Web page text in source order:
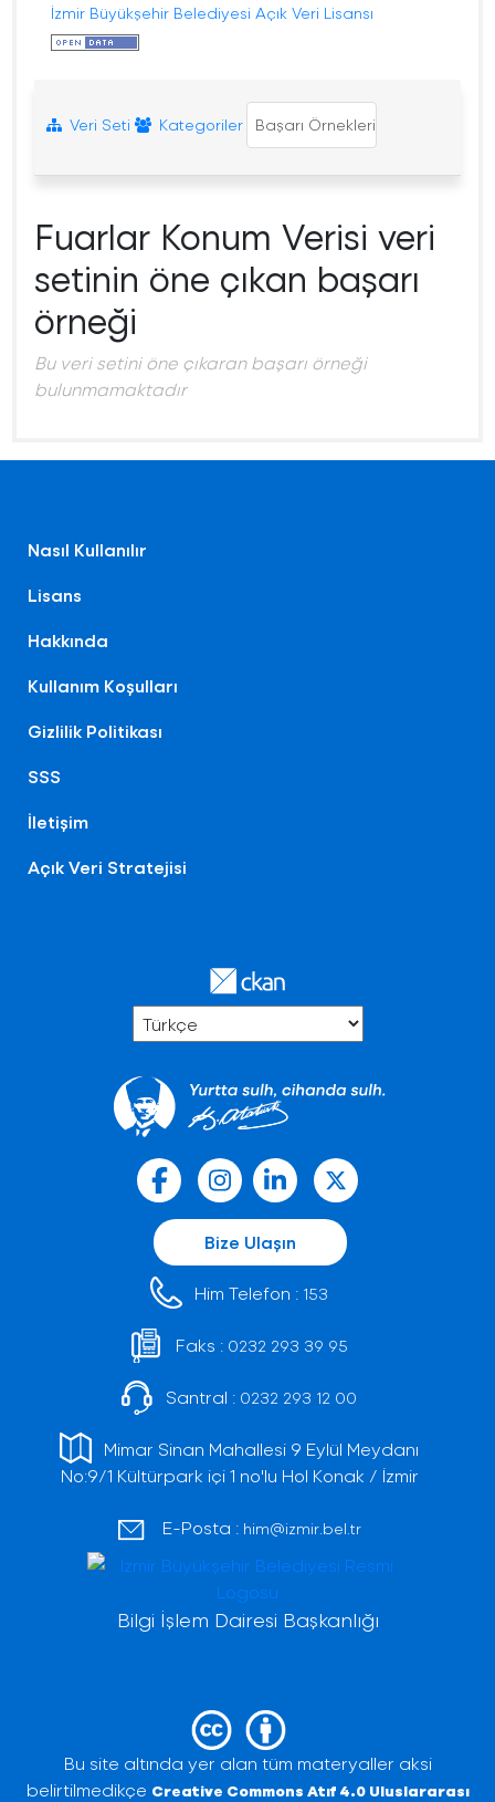
İzmir Büyükşehir Belediyesi Açık Veri Lisansı
Veri Seti Kategoriler Başarı Örnekleri
Fuarlar Konum Verisi veri
setinin öne çıkan başarı
örneği
Bu veri setini öne çıkaran başarı örneği
bulunmamaktadır
Nasıl Kullanılır
Lisans
Hakkında
Kullanım Koşulları
Gizlilik Politikası
SSS
İletişim
Açık Veri Stratejisi
Bize Ulaşın
Him Telefon : 153
Faks : 0232 293 39 95
Santral : 0232 293 12 00
Mimar Sinan Mahallesi 9 Eylül Meydanı
No:9/1 Kültürpark içi 1 no'lu Hol Konak / İzmir
E-Posta : him@izmir.bel.tr
Bilgi İşlem Dairesi Başkanlığı
Bu site altında yer alan tüm materyaller aksi
belirtilmedikçe Creative Commons Atıf 4.0 Uluslararası